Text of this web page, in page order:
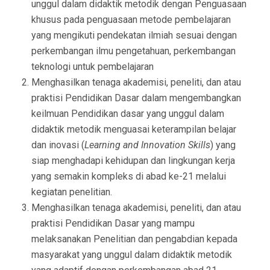
unggul dalam didaktik metodik dengan Penguasaan
khusus pada penguasaan metode pembelajaran
yang mengikuti pendekatan ilmiah sesuai dengan
perkembangan ilmu pengetahuan, perkembangan
teknologi untuk pembelajaran
Menghasilkan tenaga akademisi, peneliti, dan atau
praktisi Pendidikan Dasar dalam mengembangkan
keilmuan Pendidikan dasar yang unggul dalam
didaktik metodik menguasai keterampilan belajar
dan inovasi (Learning and Innovation Skills) yang
siap menghadapi kehidupan dan lingkungan kerja
yang semakin kompleks di abad ke-21 melalui
kegiatan penelitian.
Menghasilkan tenaga akademisi, peneliti, dan atau
praktisi Pendidikan Dasar yang mampu
melaksanakan Penelitian dan pengabdian kepada
masyarakat yang unggul dalam didaktik metodik